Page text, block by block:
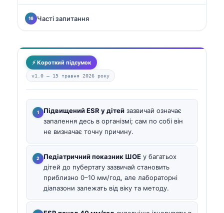
Часті запитання
⚡ Короткий підсумок
v1.0 — 15 травня 2026 року
Підвищений ESR у дітей зазвичай означає
запалення десь в організмі; сам по собі він
не визначає точну причину.
Педіатричний показник ШОЕ у багатьох
дітей до пубертату зазвичай становить
приблизно 0–10 мм/год, але лабораторні
діапазони залежать від віку та методу.